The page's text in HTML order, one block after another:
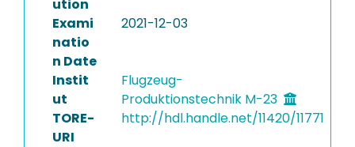
ution
Exami
natio
n Date
2021-12-03
Instit
ut
Flugzeug-
Produktionstechnik M-23
TORE-
URI
http://hdl.handle.net/11420/11771